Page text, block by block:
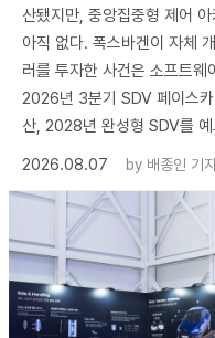
산됐지만, 중앙집중형 제어
아직 없다. 폭스바겐이 자체
러를 투자한 사건은 소프트
2026년 3분기 SDV 페이스
산, 2028년 완성형 SDV를
2026.08.07
by 배종인 기